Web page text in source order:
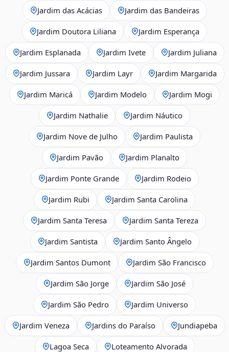
Jardim das Acácias Jardim das Bandeiras
Jardim Doutora Liliana Jardim Esperança
Jardim Esplanada Jardim Ivete Jardim Juliana
Jardim Jussara Jardim Layr Jardim Margarida
Jardim Maricá Jardim Modelo Jardim Mogi
Jardim Nathalie Jardim Náutico
Jardim Nove de Julho Jardim Paulista
Jardim Pavão Jardim Planalto
Jardim Ponte Grande Jardim Rodeio
Jardim Rubi Jardim Santa Carolina
Jardim Santa Teresa Jardim Santa Tereza
Jardim Santista Jardim Santo Ângelo
Jardim Santos Dumont Jardim São Francisco
Jardim São Jorge Jardim São José
Jardim São Pedro Jardim Universo
Jardim Veneza Jardins do Paraíso Jundiapeba
Lagoa Seca Loteamento Alvorada